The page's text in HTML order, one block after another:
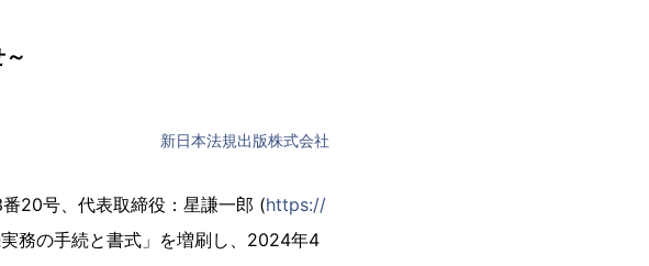
新日本法規出版株式会社
20号、代表取締役：星謙一郎 (https://
務の手続と書式」を増刷し、2024年4